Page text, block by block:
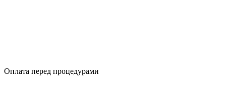
Оплата перед процедурами